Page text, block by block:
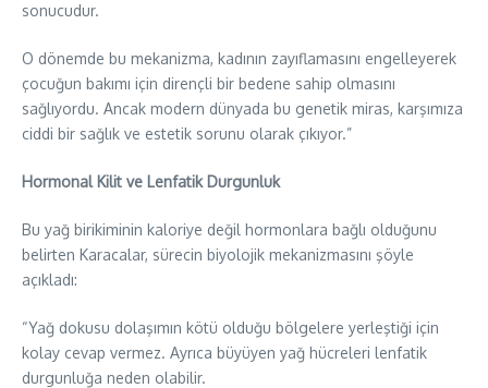
sonucudur.
O dönemde bu mekanizma, kadının zayıflamasını engelleyerek
çocuğun bakımı için dirençli bir bedene sahip olmasını
sağlıyordu. Ancak modern dünyada bu genetik miras, karşımıza
ciddi bir sağlık ve estetik sorunu olarak çıkıyor.”
Hormonal Kilit ve Lenfatik Durgunluk
Bu yağ birikiminin kaloriye değil hormonlara bağlı olduğunu
belirten Karacalar, sürecin biyolojik mekanizmasını şöyle
açıkladı:
“Yağ dokusu dolaşımın kötü olduğu bölgelere yerleştiği için
kolay cevap vermez. Ayrıca büyüyen yağ hücreleri lenfatik
durgunluğa neden olabilir.